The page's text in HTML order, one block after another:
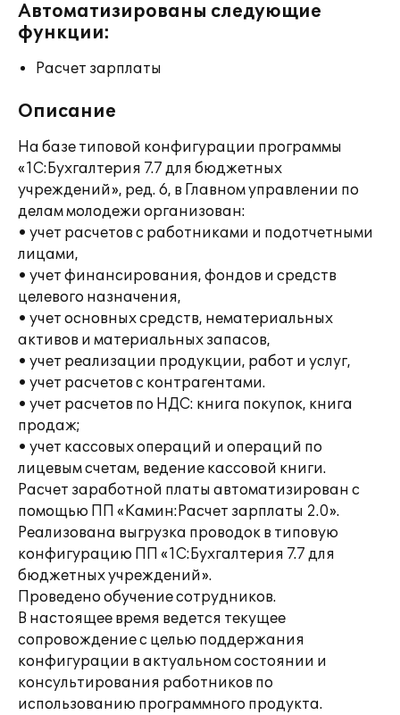
Автоматизированы следующие
функции:
Расчет зарплаты
Описание
На базе типовой конфигурации программы
«1С:Бухгалтерия 7.7 для бюджетных
учреждений», ред. 6, в Главном управлении по
делам молодежи организован:
• учет расчетов с работниками и подотчетными
лицами,
• учет финансирования, фондов и средств
целевого назначения,
• учет основных средств, нематериальных
активов и материальных запасов,
• учет реализации продукции, работ и услуг,
• учет расчетов с контрагентами.
• учет расчетов по НДС: книга покупок, книга
продаж;
• учет кассовых операций и операций по
лицевым счетам, ведение кассовой книги.
Расчет заработной платы автоматизирован с
помощью ПП «Камин:Расчет зарплаты 2.0».
Реализована выгрузка проводок в типовую
конфигурацию ПП «1С:Бухгалтерия 7.7 для
бюджетных учреждений».
Проведено обучение сотрудников.
В настоящее время ведется текущее
сопровождение с целью поддержания
конфигурации в актуальном состоянии и
консультирования работников по
использованию программного продукта.